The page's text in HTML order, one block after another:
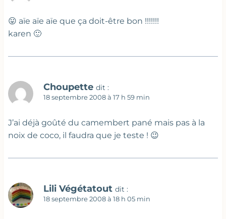
😛 aïe aïe aïe que ça doit-être bon !!!!!!!
karen 🙂
Choupette dit :
18 septembre 2008 à 17 h 59 min
J’ai déjà goûté du camembert pané mais pas à la
noix de coco, il faudra que je teste ! 😉
Lili Végétatout dit :
18 septembre 2008 à 18 h 05 min